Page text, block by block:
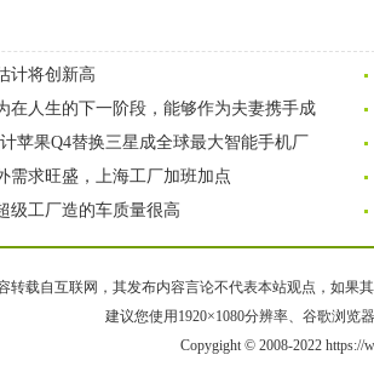
计将创新高
在人生的下一阶段，能够作为夫妻携手成
苹果Q4替换三星成全球最大智能手机厂
需求旺盛，上海工厂加班加点
级工厂造的车质量很高
转载自互联网，其发布内容言论不代表本站观点，如果
建议您使用1920×1080分辨率、谷歌浏览
Copygight © 2008-2022 https://